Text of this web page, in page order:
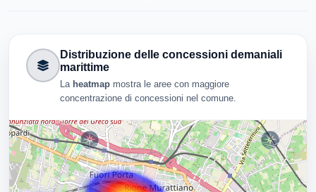
Distribuzione delle concessioni demaniali
marittime
La heatmap mostra le aree con maggiore
concentrazione di concessioni nel comune.